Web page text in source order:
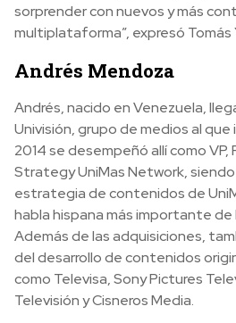
sorprender con nuevos y más
multiplataforma”, expresó Tomás
Andrés Mendoza
Andrés, nacido en Venezuela,
Univisión, grupo de medios al que
2014 se desempeñó allí como VP,
Strategy UniMas Network,
estrategia de contenidos de
habla hispana más importante de
Además de las adquisiciones,
del desarrollo de contenidos
como Televisa, Sony Pictures
Televisión y Cisneros Media.